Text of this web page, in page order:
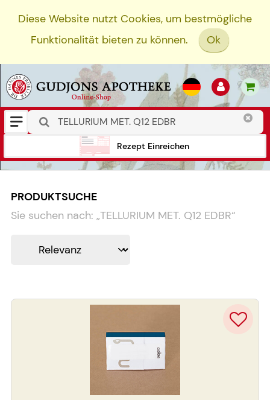
Diese Website nutzt Cookies, um bestmögliche
Funktionalität bieten zu können.
Ok
Rezept Einreichen
PRODUKTSUCHE
Sie suchen nach: „TELLURIUM MET. Q12 EDBR“